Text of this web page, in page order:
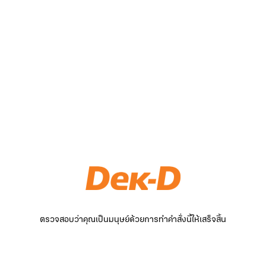
ตรวจสอบว่าคุณเป็นมนุษย์ด้วยการทำคำสั่งนี้ให้เสร็จสิ้น